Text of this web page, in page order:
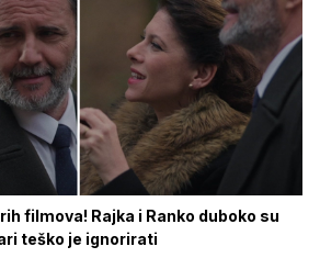
filmova! Rajka i Ranko duboko su
teško je ignorirati